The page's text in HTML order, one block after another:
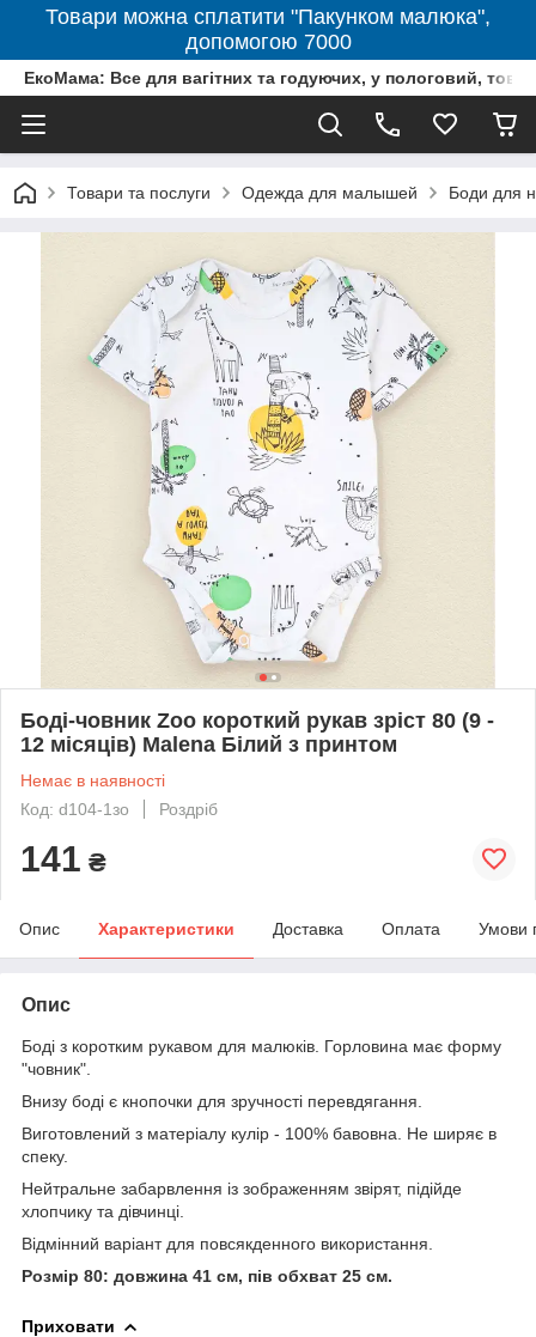
Товари можна сплатити "Пакунком малюка",
допомогою 7000
ЕкоМама: Все для вагітних та годуючих, у пологовий,
Товари та послуги Одежда для малышей Боди для
Боді-човник Zoo короткий рукав зріст 80 (9 -
12 місяців) Malena Білий з принтом
Немає в наявності
Код: d104-1зо
Роздріб
141 ₴
Опис Характеристики Доставка Оплата Умови
Опис
Боді з коротким рукавом для малюків. Горловина має форму
"човник".
Внизу боді є кнопочки для зручності перевдягання.
Виготовлений з матеріалу кулір - 100% бавовна. Не ширяє в
спеку.
Нейтральне забарвлення із зображенням звірят, підійде
хлопчику та дівчинці.
Відмінний варіант для повсякденного використання.
Розмір 80: довжина 41 см, пів обхват 25 см.
Приховати